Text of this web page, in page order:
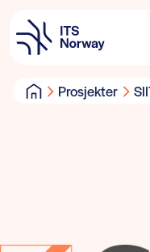
Prosjekter